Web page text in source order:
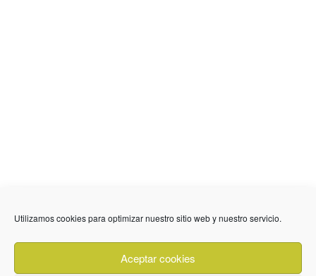
Utilizamos cookies para optimizar nuestro sitio web y nuestro servicio.
Aceptar cookies
636 01 61 85
Fuente Palmera
info @ fuentepalmerainformacion.es
Privacidad Aviso legal Cookies